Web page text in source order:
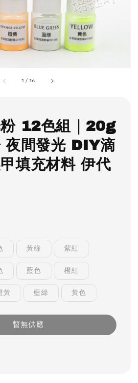
1 /16
12色組｜20g
夜間發光 DIY滴
填充材料 伊代
黃綠 紫紅
藍色 橙紅
黃 藍綠 黃色
暫無供應